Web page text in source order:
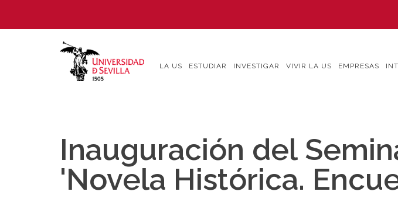
contenido
LA US ESTUDIAR INVESTIGAR VIVIR LA US EMPRESAS
Inauguración del
'Novela Histórica.